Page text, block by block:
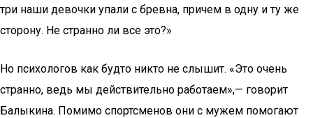
три наши девочки упали с бревна, причем в одну и ту же
сторону. Не странно ли все это?»
Но психологов как будто никто не слышит. «Это очень
странно, ведь мы действительно работаем»,— говорит
Балыкина. Помимо спортсменов они с мужем помогают